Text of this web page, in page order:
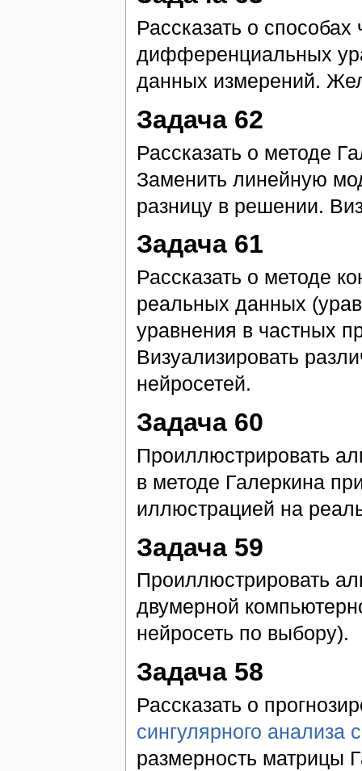
Рассказать о
дифференциальных
данных измерений.
Задача 62
Рассказать о методе
Заменить линейную
разницу в решении.
Задача 61
Рассказать о методе
реальных данных
уравнения в частных
Визуализировать
нейросетей.
Задача 60
Проиллюстрировать
в методе Галеркина
иллюстрацией на
Задача 59
Проиллюстрировать
двумерной
нейросеть по выбору).
Задача 58
Рассказать о
сингулярного анализа
размерность матрицы